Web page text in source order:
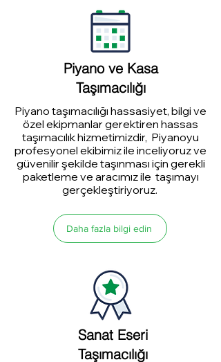
Piyano ve Kasa
Taşımacılığı
Piyano taşımacılığı hassasiyet, bilgi ve
özel ekipmanlar gerektiren hassas
taşımacılık hizmetimizdir, Piyanoyu
profesyonel ekibimiz ile inceliyoruz ve
güvenilir şekilde taşınması için gerekli
paketleme ve aracımız ile taşımayı
gerçekleştiriyoruz.
Daha fazla bilgi edin
Sanat Eseri
Taşımacılığı